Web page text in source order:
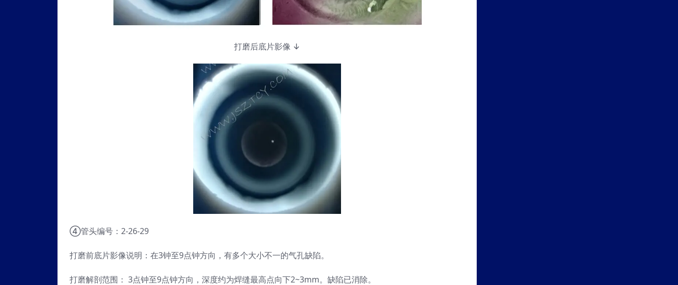
打磨后底片影像 ↓
④管头编号：2-26-29
打磨前底片影像说明：在3钟至9点钟方向，有多个大小不一的气孔缺陷。
打磨解剖范围： 3点钟至9点钟方向，深度约为焊缝最高点向下2~3mm。缺陷已消除。